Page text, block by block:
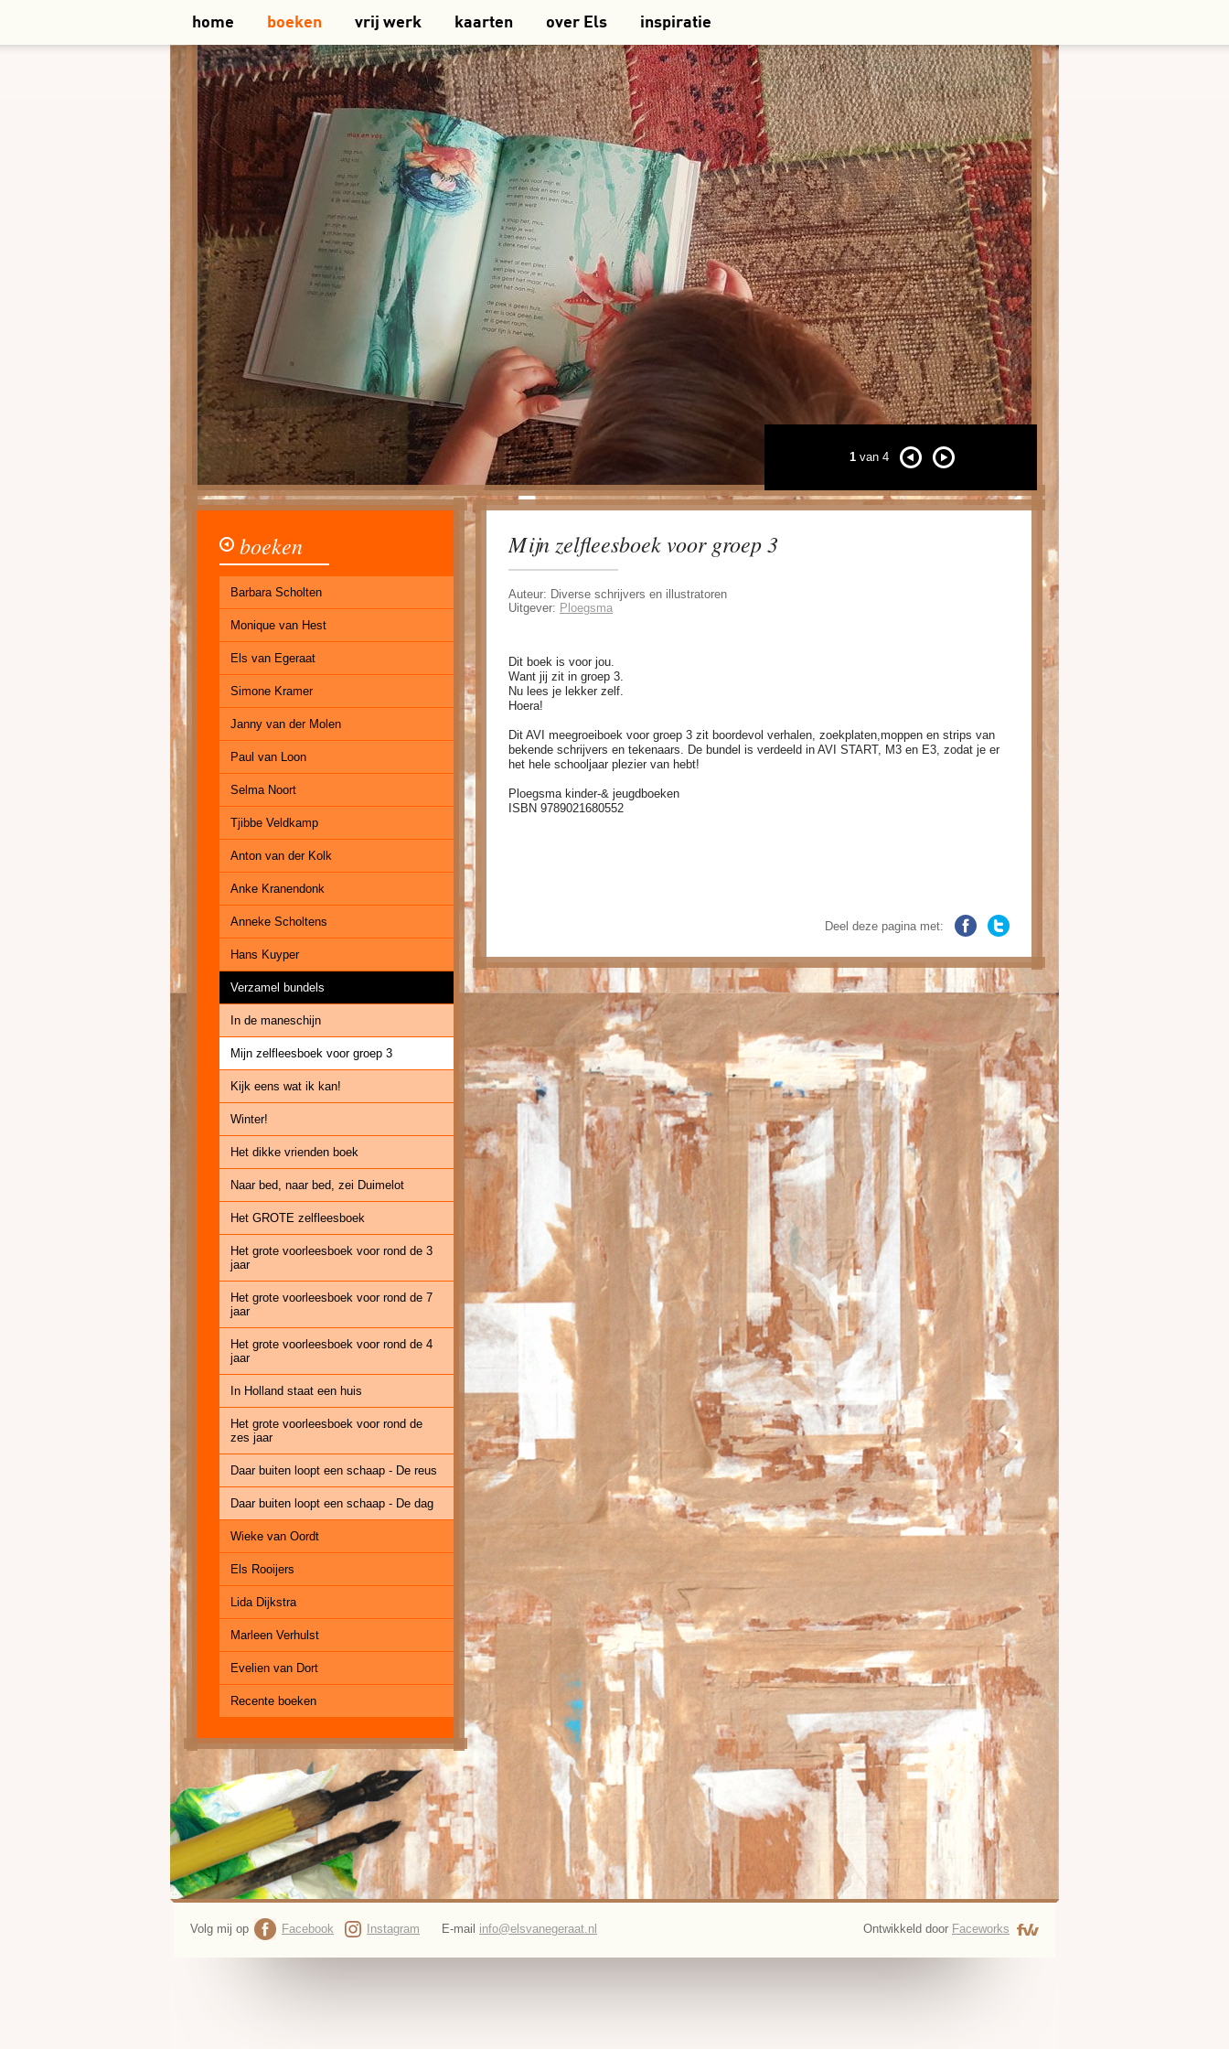
home boeken vrij werk kaarten over Els inspiratie
1 van 4
boeken
Barbara Scholten
Monique van Hest
Els van Egeraat
Simone Kramer
Janny van der Molen
Paul van Loon
Selma Noort
Tjibbe Veldkamp
Anton van der Kolk
Anke Kranendonk
Anneke Scholtens
Hans Kuyper
Verzamel bundels
In de maneschijn
Mijn zelfleesboek voor groep 3
Kijk eens wat ik kan!
Winter!
Het dikke vrienden boek
Naar bed, naar bed, zei Duimelot
Het GROTE zelfleesboek
Het grote voorleesboek voor rond de 3
jaar
Het grote voorleesboek voor rond de 7
jaar
Het grote voorleesboek voor rond de 4
jaar
In Holland staat een huis
Het grote voorleesboek voor rond de
zes jaar
Daar buiten loopt een schaap - De reus
Daar buiten loopt een schaap - De dag
Wieke van Oordt
Els Rooijers
Lida Dijkstra
Marleen Verhulst
Evelien van Dort
Recente boeken
Mijn zelfleesboek voor groep 3
Auteur: Diverse schrijvers en illustratoren
Uitgever: Ploegsma
Dit boek is voor jou.
Want jij zit in groep 3.
Nu lees je lekker zelf.
Hoera!
Dit AVI meegroeiboek voor groep 3 zit boordevol verhalen, zoekplaten,moppen en strips van
bekende schrijvers en tekenaars. De bundel is verdeeld in AVI START, M3 en E3, zodat je er
het hele schooljaar plezier van hebt!
Ploegsma kinder-& jeugdboeken
ISBN 9789021680552
Deel deze pagina met:
Volg mij op Facebook Instagram E-mail info@elsvanegeraat.nl Ontwikkeld door Faceworks